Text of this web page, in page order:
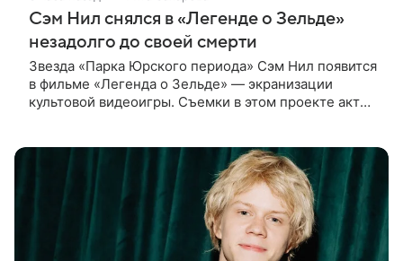
Сэм Нил снялся в «Легенде о Зельде»
незадолго до своей смерти
Звезда «Парка Юрского периода» Сэм Нил появится
в фильме «Легенда о Зельде» — экранизации
культовой видеоигры. Съемки в этом проекте актер